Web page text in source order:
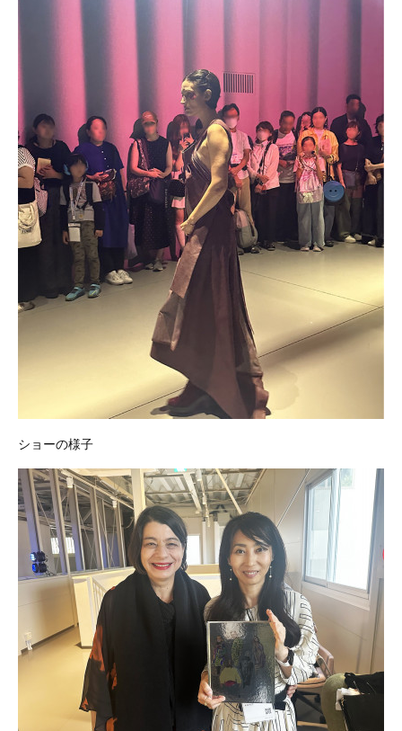
ショーの様子